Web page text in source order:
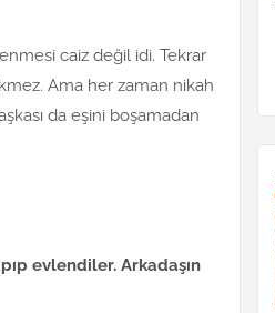
caiz değil idi. Tekrar
Ama her zaman nikah
da eşini boşamadan
evlendiler. Arkadaşın